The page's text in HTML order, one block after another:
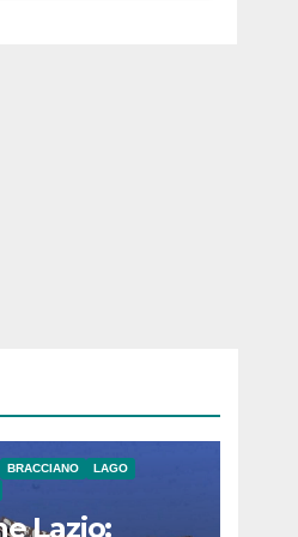
BRACCIANO
LAGO
Lazio: